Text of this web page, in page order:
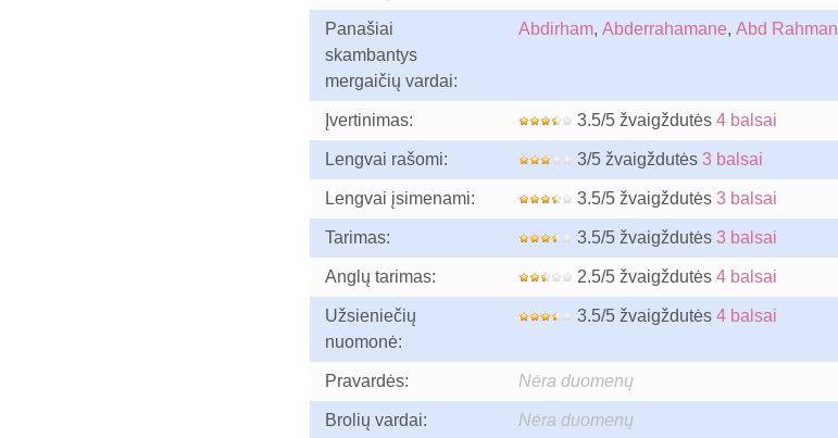
Panašiai
skambantys
mergaičių vardai:
Abdirham, Abderrahamane, Abd Rahman
Įvertinimas: 3.5/5 žvaigždutės 4 balsai
Lengvai rašomi: 3/5 žvaigždutės 3 balsai
Lengvai įsimenami: 3.5/5 žvaigždutės 3 balsai
Tarimas: 3.5/5 žvaigždutės 3 balsai
Anglų tarimas: 2.5/5 žvaigždutės 4 balsai
Užsieniečių
nuomonė:
3.5/5 žvaigždutės 4 balsai
Pravardės: Nėra duomenų
Brolių vardai: Nėra duomenų